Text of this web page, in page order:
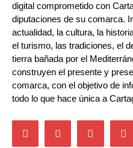
digital comprometido con
diputaciones de su comarca.
actualidad, la cultura, la
el turismo, las tradiciones, el
tierra bañada por el
construyen el presente y
comarca, con el objetivo de
todo lo que hace única a